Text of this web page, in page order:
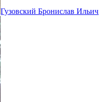
Гузовский Бронислав Ильич